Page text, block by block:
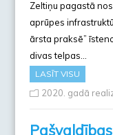
Zeltiņu pagastā
aprūpes
ārsta praksē”
divas telpas…
LASĪT VISU
2020. gadā